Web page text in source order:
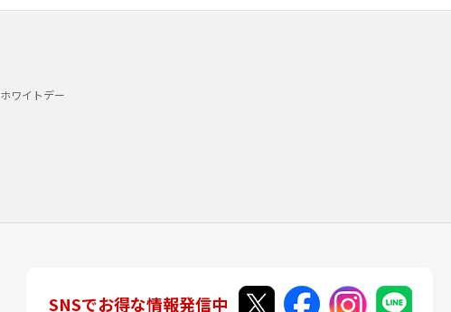
ホワイトデー
SNSでお得な情報発信中